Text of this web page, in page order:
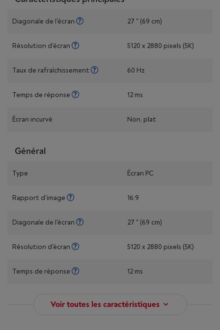
Diagonale de l'écran 27 " (69 cm)
Résolution d'écran 5120 x 2880 pixels (5K)
Taux de rafraîchissement 60 Hz
Temps de réponse 12 ms
Écran incurvé Non, plat
Général
Type Écran PC
Rapport d'image 16:9
Diagonale de l'écran 27 " (69 cm)
Résolution d'écran 5120 x 2880 pixels (5K)
Temps de réponse 12 ms
Voir toutes les caractéristiques